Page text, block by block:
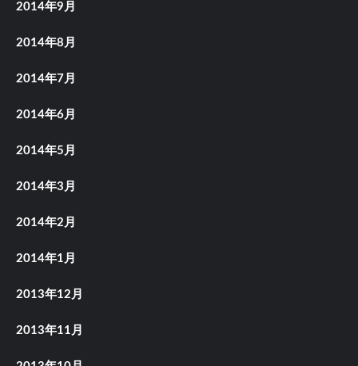
2014年9月
2014年8月
2014年7月
2014年6月
2014年5月
2014年3月
2014年2月
2014年1月
2013年12月
2013年11月